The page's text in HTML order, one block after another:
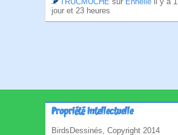
jour et 23 heures
Propriété intellectuelle
BirdsDessinés, Copyright 2014